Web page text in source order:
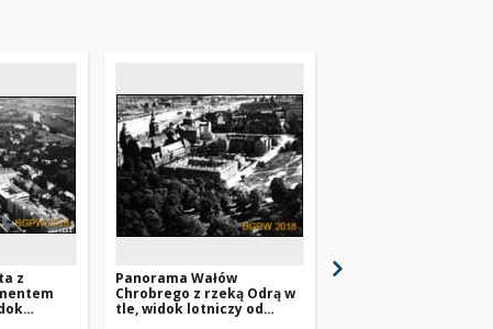
z
Panorama Wałów
Chrobrego z rzeką Odrą w
tle, widok lotniczy od